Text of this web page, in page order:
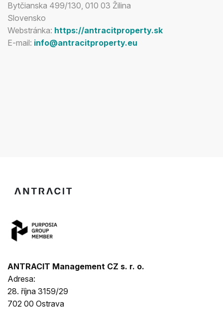
Bytčianska 499/130, 010 03 Žilina
Slovensko
Webstránka: https://antracitproperty.sk
E-mail: info@antracitproperty.eu
ANTRACIT Management CZ s. r. o.
Adresa:
28. října 3159/29
702 00 Ostrava